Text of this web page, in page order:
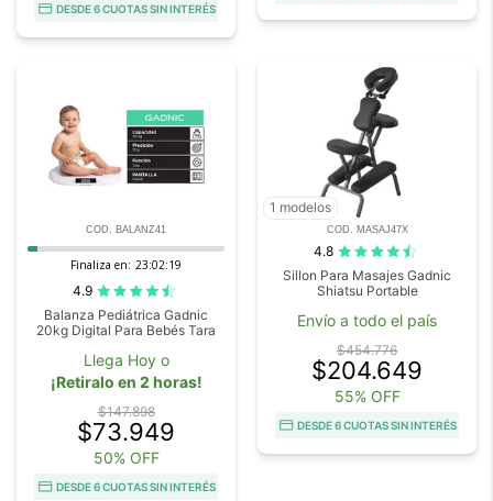
DESDE 6 CUOTAS SIN INTERÉS
COD. BALANZ41
Finaliza en: 23:02:18
4.9
Balanza Pediátrica Gadnic
20kg Digital Para Bebés Tara
Llega Hoy o
¡Retiralo en 2 horas!
$147.898
$73.949
50% OFF
DESDE 6 CUOTAS SIN INTERÉS
1 modelos
COD. MASAJ47X
4.8
Sillon Para Masajes Gadnic
Shiatsu Portable
Envío a todo el país
$454.776
$204.649
55% OFF
DESDE 6 CUOTAS SIN INTERÉS